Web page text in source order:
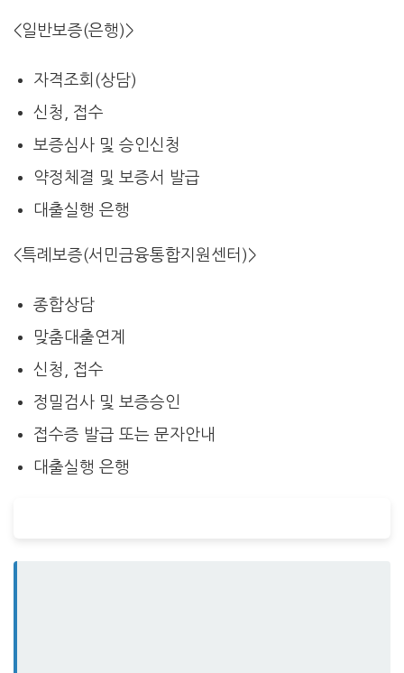
<일반보증(은행)>
자격조회(상담)
신청, 접수
보증심사 및 승인신청
약정체결 및 보증서 발급
대출실행 은행
<특례보증(서민금융통합지원센터)>
종합상담
맞춤대출연계
신청, 접수
정밀검사 및 보증승인
접수증 발급 또는 문자안내
대출실행 은행